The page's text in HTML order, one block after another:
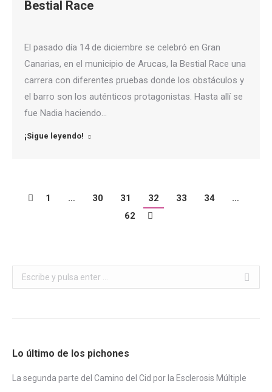
Bestial Race
El pasado día 14 de diciembre se celebró en Gran
Canarias, en el municipio de Arucas, la Bestial Race una
carrera con diferentes pruebas donde los obstáculos y
el barro son los auténticos protagonistas. Hasta allí se
fue Nadia haciendo…
¡Sigue leyendo!
1 … 30 31 32 33 34
…
62
Buscar:
Lo último de los pichones
La segunda parte del Camino del Cid por la Esclerosis Múltiple